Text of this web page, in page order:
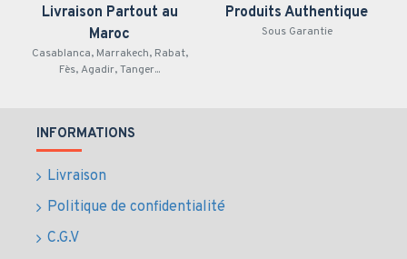
Livraison Partout au
Maroc
Casablanca, Marrakech, Rabat,
Fès, Agadir, Tanger...
Produits Authentique
Sous Garantie
INFORMATIONS
Livraison
Politique de confidentialité
C.G.V